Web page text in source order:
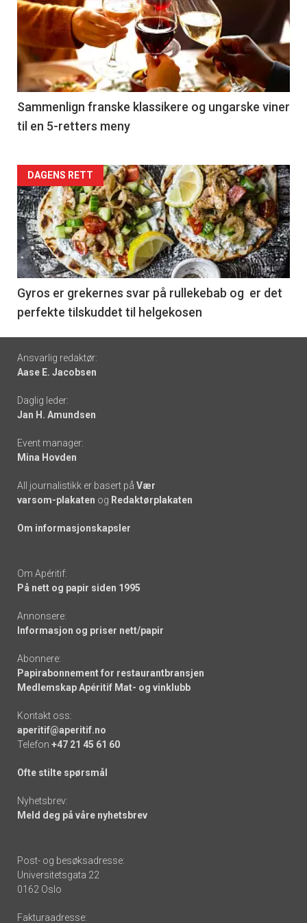
akkurat
nå
-
5
Sammenlign franske klassikere og ungarske viner
til en 5-retters meny
Forsiden
akkurat
nå
-
6
DAGENS RETT
Gyros er grekernes svar på rullekebab og er det
perfekte tilskuddet til helgekosen
Footer
-
links
Ansvarlig redaktør:
Aase E. Jacobsen
Daglig leder:
Jan H. Amundsen
Event manager:
Mina Hovden
All journalistikk er basert på Vær
varsom-plakaten og Redaktørplakaten
Om informasjonskapsler
Om Apéritif:
På nett og papir siden 1995
Annonsere:
Informasjon og priser nett/papir
Abonnere:
Papirabonnement for restaurantbransjen
Medlemskap Apéritif Mat- og vinklubb
Kontakt oss:
aperitif@aperitif.no
Telefon +47 21 45 61 60
Ofte stilte spørsmål
Nyhetsbrev:
Meld deg på våre nyhetsbrev
Post- og besøksadresse:
Universitetsgata 22
0162 Oslo
Fakturaadresse: